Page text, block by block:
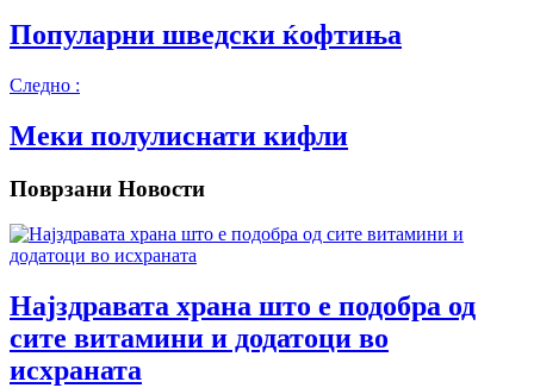
Популарни шведски ќофтиња
Следно :
Меки полулиснати кифли
Поврзани Новости
Најздравата храна што е подобра од
сите витамини и додатоци во
исхраната